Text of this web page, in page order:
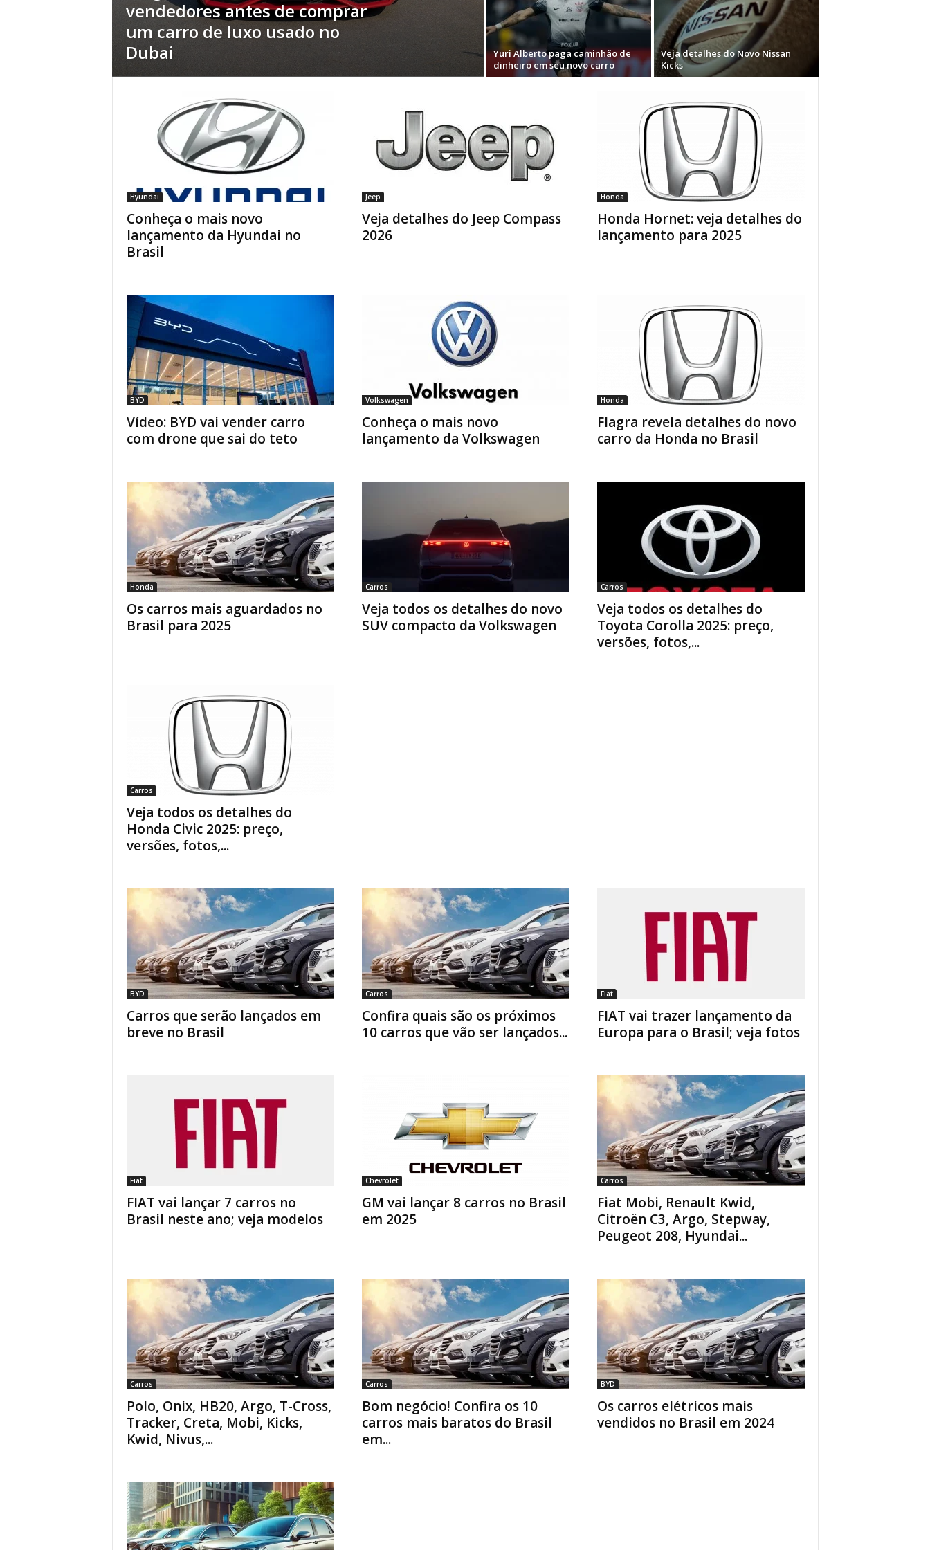
vendedores antes de comprar
um carro de luxo usado no
Dubai
Yuri Alberto paga caminhão de
dinheiro em seu novo carro
Veja detalhes do Novo Nissan
Kicks
Hyundai
Conheça o mais novo
lançamento da Hyundai no
Brasil
Jeep
Veja detalhes do Jeep Compass
2026
Honda
Honda Hornet: veja detalhes do
lançamento para 2025
BYD
Vídeo: BYD vai vender carro
com drone que sai do teto
Volkswagen
Conheça o mais novo
lançamento da Volkswagen
Honda
Flagra revela detalhes do novo
carro da Honda no Brasil
Honda
Os carros mais aguardados no
Brasil para 2025
Carros
Veja todos os detalhes do novo
SUV compacto da Volkswagen
Carros
Veja todos os detalhes do
Toyota Corolla 2025: preço,
versões, fotos,...
Carros
Veja todos os detalhes do
Honda Civic 2025: preço,
versões, fotos,...
BYD
Carros que serão lançados em
breve no Brasil
Carros
Confira quais são os próximos
10 carros que vão ser lançados...
Fiat
FIAT vai trazer lançamento da
Europa para o Brasil; veja fotos
Fiat
FIAT vai lançar 7 carros no
Brasil neste ano; veja modelos
Chevrolet
GM vai lançar 8 carros no Brasil
em 2025
Carros
Fiat Mobi, Renault Kwid,
Citroën C3, Argo, Stepway,
Peugeot 208, Hyundai...
Carros
Polo, Onix, HB20, Argo, T-Cross,
Tracker, Creta, Mobi, Kicks,
Kwid, Nivus,...
Carros
Bom negócio! Confira os 10
carros mais baratos do Brasil
em...
BYD
Os carros elétricos mais
vendidos no Brasil em 2024